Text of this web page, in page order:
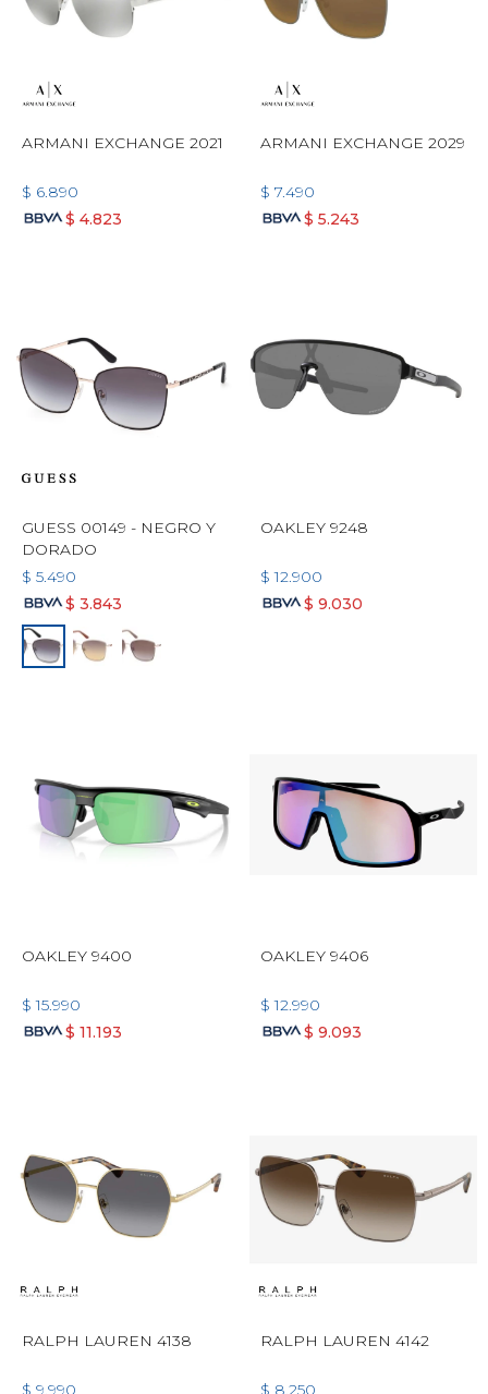
ARMANI EXCHANGE 2021
$ 6.890
$ 4.823
ARMANI EXCHANGE 2029
$ 7.490
$ 5.243
GUESS 00149 - NEGRO Y
DORADO
$ 5.490
$ 3.843
OAKLEY 9248
$ 12.900
$ 9.030
OAKLEY 9400
$ 15.990
$ 11.193
OAKLEY 9406
$ 12.990
$ 9.093
RALPH LAUREN 4138
$ 9.990
RALPH LAUREN 4142
$ 8.250